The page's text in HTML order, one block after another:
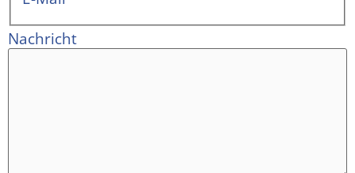
Nachricht